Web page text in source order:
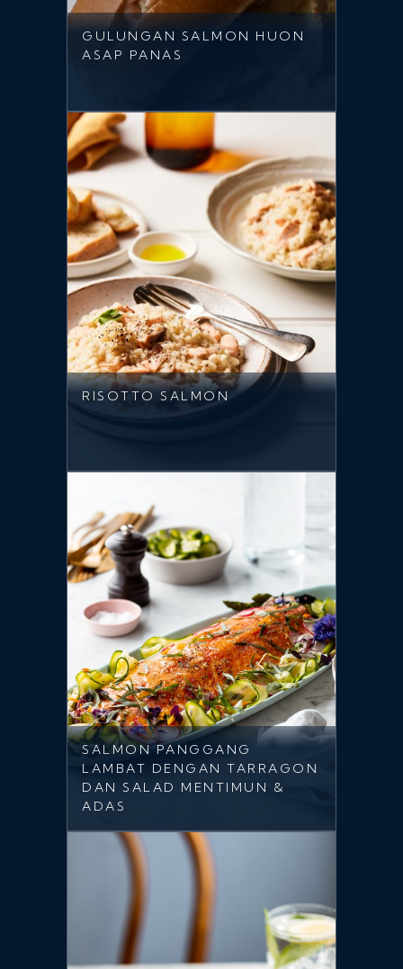
GULUNGAN SALMON HUON
ASAP PANAS
RISOTTO SALMON
SALMON PANGGANG
LAMBAT DENGAN TARRAGON
DAN SALAD MENTIMUN &
ADAS